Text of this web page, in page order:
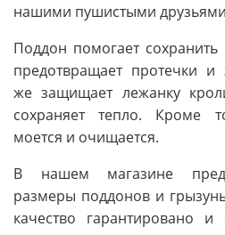
нашими пушистыми
Поддон помогает сохранить
предотвращает протечки и
же защищает лежанку
сохраняет тепло. Кроме
моется и очищается.
В нашем магазине
размеры поддонов и
качество гарантировано